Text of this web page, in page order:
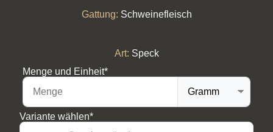
Gattung: Schweinefleisch
Art: Speck
Menge und Einheit*
Variante wählen*